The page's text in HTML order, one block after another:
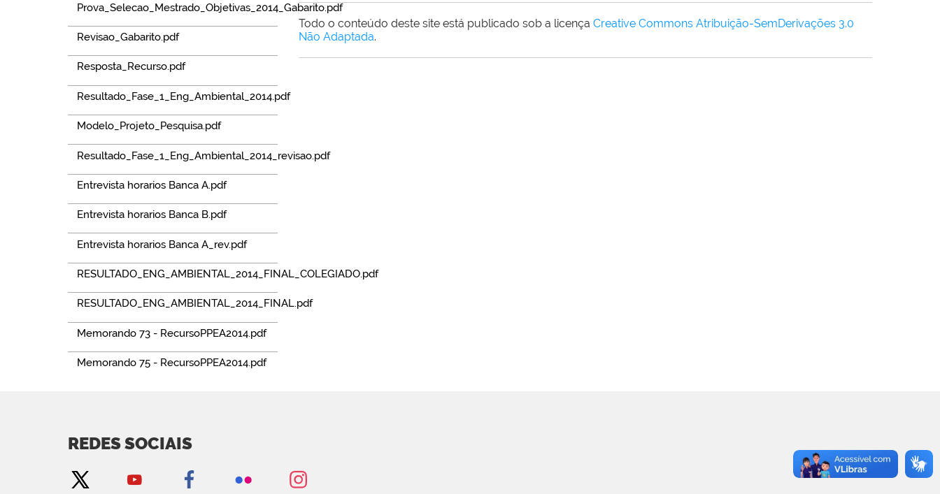
Prova_Selecao_Mestrado_Objetivas_2014_Gabarito.pdf
Revisao_Gabarito.pdf
Resposta_Recurso.pdf
Resultado_Fase_1_Eng_Ambiental_2014.pdf
Modelo_Projeto_Pesquisa.pdf
Resultado_Fase_1_Eng_Ambiental_2014_revisao.pdf
Entrevista horarios Banca A.pdf
Entrevista horarios Banca B.pdf
Entrevista horarios Banca A_rev.pdf
RESULTADO_ENG_AMBIENTAL_2014_FINAL_COLEGIADO.pdf
RESULTADO_ENG_AMBIENTAL_2014_FINAL.pdf
Memorando 73 - RecursoPPEA2014.pdf
Memorando 75 - RecursoPPEA2014.pdf
Todo o conteúdo deste site está publicado sob a licença Creative Commons Atribuição-SemDerivações 3.0
Não Adaptada.
REDES SOCIAIS